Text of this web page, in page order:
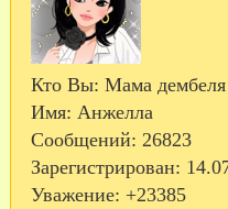
Кто Вы: Мама дембеля
Имя: Анжелла
Сообщений: 26823
Зарегистрирован:
Уважение: +23385